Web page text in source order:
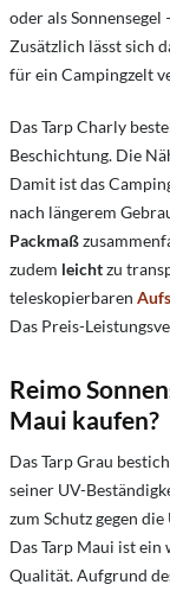
oder als
Zusätzlich lässt sich
für ein Campingzelt
Das Tarp Charly
Beschichtung. Die
Damit ist das
nach längerem
Packmaß
zudem leichtzu
teleskopierbaren
Das Preis-
Reimo
Maui kaufen?
Das Tarp Grau
seiner UV-
zum Schutz gegen
Das Tarp Maui ist ein
Qualität. Aufgrund